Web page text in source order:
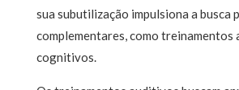
sua subutilização impulsiona a busca
complementares, como treinamentos
cognitivos.